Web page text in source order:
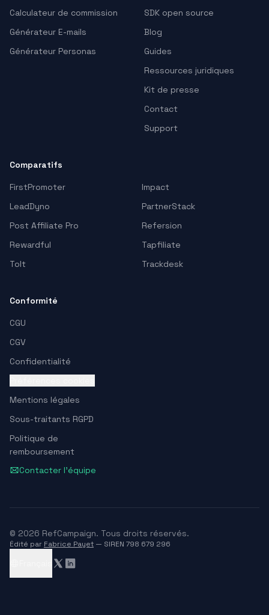
Calculateur de commission
Générateur E-mails
Générateur Personas
SDK open source
Blog
Guides
Ressources juridiques
Kit de presse
Contact
Support
Comparatifs
FirstPromoter
Impact
LeadDyno
PartnerStack
Post Affiliate Pro
Refersion
Rewardful
Tapfiliate
Tolt
Trackdesk
Conformité
CGU
CGV
Confidentialité
Mentions légales
Sous-traitants RGPD
Politique de
remboursement
Contacter l'équipe
© 2026 RefCampaign. Tous droits réservés.
Édité par Fabrice Payet — SIREN 798 679 296